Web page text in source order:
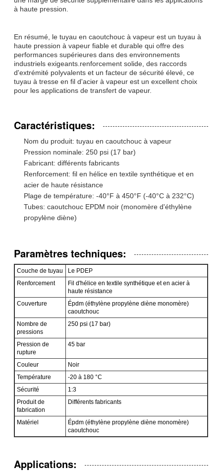
à haute pression.
En résumé, le tuyau en caoutchouc à vapeur est un tuyau à
haute pression à vapeur fiable et durable qui offre des
performances supérieures dans des environnements
industriels exigeants.renforcement solide, des raccords
d'extrémité polyvalents et un facteur de sécurité élevé, ce
tuyau à tresse en fil d'acier à vapeur est un excellent choix
pour les applications de transfert de vapeur.
Caractéristiques:
Nom du produit: tuyau en caoutchouc à vapeur
Pression nominale: 250 psi (17 bar)
Fabricant: différents fabricants
Renforcement: fil en hélice en textile synthétique et en
acier de haute résistance
Plage de température: -40°F à 450°F (-40°C à 232°C)
Tubes: caoutchouc EPDM noir (monomère d'éthylène
propylène diène)
Paramètres techniques:
Couche de tuyau
Le PDEP
Renforcement
Fil d'hélice en textile synthétique et en acier à
haute résistance
Couverture
Épdm (éthylène propylène diène monomère)
caoutchouc
Nombre de
pressions
250 psi (17 bar)
Pression de
rupture
45 bar
Couleur
Noir
Température
-20 à 180 °C
Sécurité
1:3
Produit de
fabrication
Différents fabricants
Matériel
Épdm (éthylène propylène diène monomère)
caoutchouc
Applications: